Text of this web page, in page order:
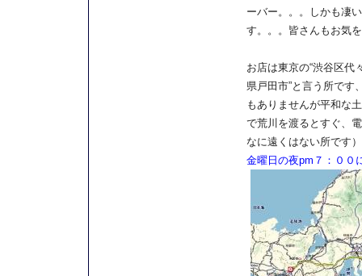
ーバー。。。しかも凄
す。。。皆さんもお気
お店は東京の“渋谷区代
県戸田市”と言う所です
もありませんが平和な
で荒川を渡るとすぐ、
なに遠くはない所です）
金曜日の夜pm７：００